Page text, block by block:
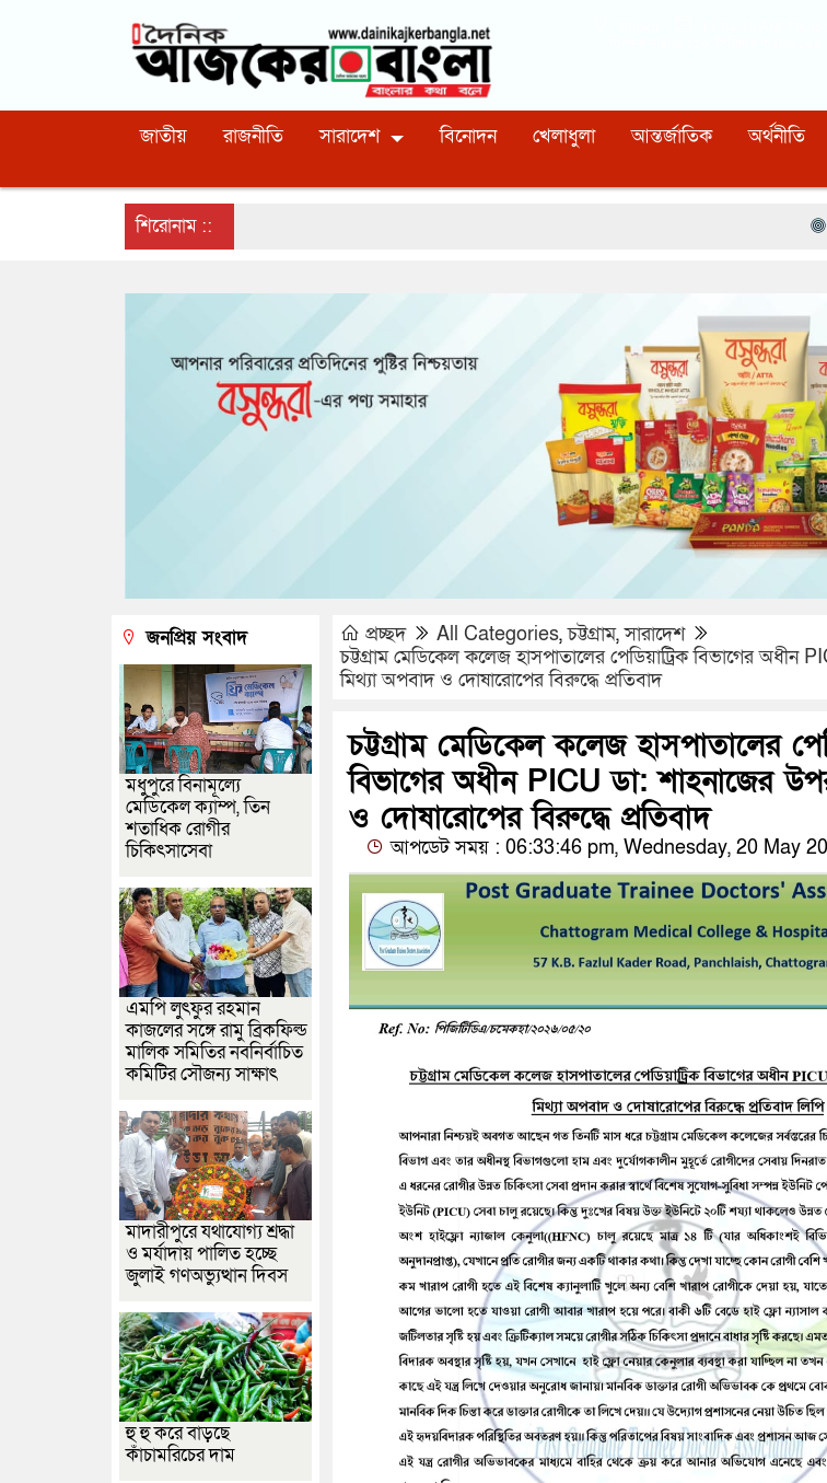
জাতীয় রাজনীতি সারাদেশ বিনোদন খেলাধুলা আন্তর্জাতিক অর্থনীতি
শিরোনাম :: প্রতারণার মামলায়
প্রচ্ছদ All Categories,চট্টগ্রাম,সারাদেশ
চট্টগ্রাম মেডিকেল কলেজ হাসপাতালের পেডিয়াট্রিক বিভাগের অধীন
মিথ্যা অপবাদ ও দোষারোপের বিরুদ্ধে প্রতিবাদ
চট্টগ্রাম মেডিকেল কলেজ হাসপাতালের
বিভাগের অধীন PICU ডা: শাহনাজের
ও দোষারোপের বিরুদ্ধে প্রতিবাদ
আপডেট সময় : 06:33:46 pm, Wednesday, 20 May
জনপ্রিয় সংবাদ
মধুপুরে বিনামূল্যে
মেডিকেল ক্যাম্প, তিন
শতাধিক রোগীর
চিকিৎসাসেবা
এমপি লুৎফুর রহমান
কাজলের সঙ্গে রামু ব্রিকফিল্ড
মালিক সমিতির নবনির্বাচিত
কমিটির সৌজন্য সাক্ষাৎ
মাদারীপুরে যথাযোগ্য শ্রদ্ধা
ও মর্যাদায় পালিত হচ্ছে
জুলাই গণঅভ্যুত্থান দিবস
হু হু করে বাড়ছে
কাঁচামরিচের দাম